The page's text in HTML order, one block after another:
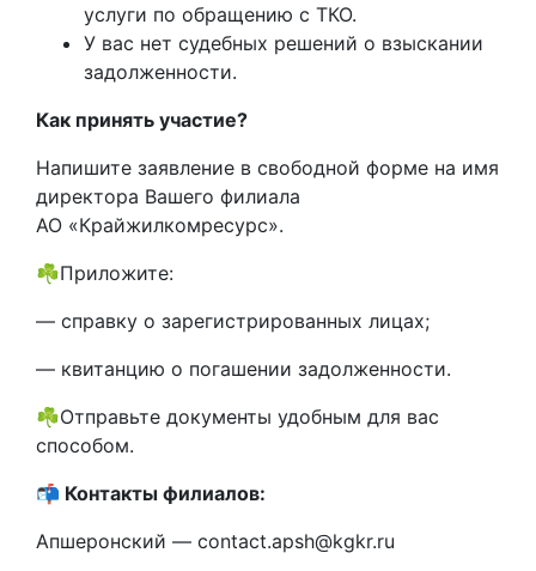
услуги по обращению с ТКО.
У вас нет судебных решений о взыскании
задолженности.
Как принять участие?
Напишите заявление в свободной форме на имя
директора Вашего филиала
АО «Крайжилкомресурс».
☘️Приложите:
— справку о зарегистрированных лицах;
— квитанцию о погашении задолженности.
☘️Отправьте документы удобным для вас
способом.
📬 Контакты филиалов:
Апшеронский — contact.apsh@kgkr.ru